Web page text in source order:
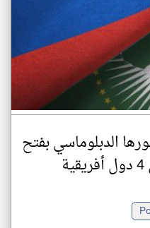
الدبلوماسي بفتح